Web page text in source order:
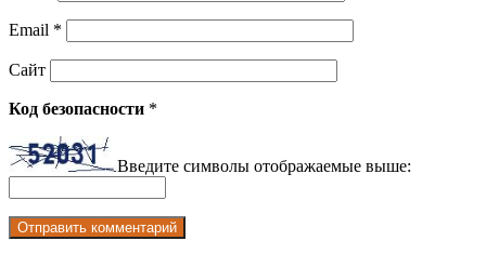
Email *
Сайт
Код безопасности *
Введите символы отображаемые выше: